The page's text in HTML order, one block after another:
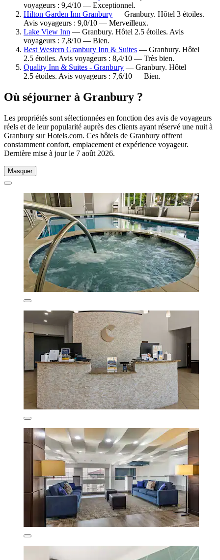
voyageurs : 9,4/10 — Exceptionnel.
Hilton Garden Inn Granbury — Granbury. Hôtel 3 étoiles.
Avis voyageurs : 9,0/10 — Merveilleux.
Lake View Inn — Granbury. Hôtel 2.5 étoiles. Avis
voyageurs : 7,8/10 — Bien.
Best Western Granbury Inn & Suites — Granbury. Hôtel
2.5 étoiles. Avis voyageurs : 8,4/10 — Très bien.
Quality Inn & Suites - Granbury — Granbury. Hôtel
2.5 étoiles. Avis voyageurs : 7,6/10 — Bien.
Où séjourner à Granbury ?
Les propriétés sont sélectionnées en fonction des avis de voyageurs
réels et de leur popularité auprès des clients ayant réservé une nuit à
Granbury sur Hotels.com. Ces hôtels de Granbury offrent
constamment confort, emplacement et expérience voyageur.
Dernière mise à jour le 7 août 2026.
Masquer